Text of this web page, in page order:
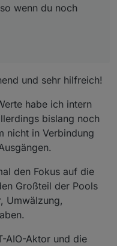
auf 30%');
<= 600)
auf 60%');
wenn du noch
und sehr hilfreich!
habe ich intern
bislang noch
nicht in Verbindung
den Fokus auf die
Großteil der Pools
Umwälzung,
AIO-Aktor und die